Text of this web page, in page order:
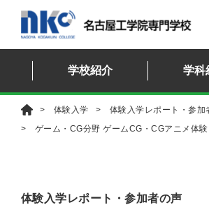
学校紹介 学科
体験入学
体験入学レポート・参加
ゲーム・CG分野 ゲームCG・CGアニメ体験
体験入学レポート・参加者の声